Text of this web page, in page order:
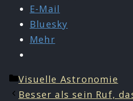
E-Mail
Bluesky
Mehr
Kategorien
Visuelle Astronomie
Besser als sein Ruf,